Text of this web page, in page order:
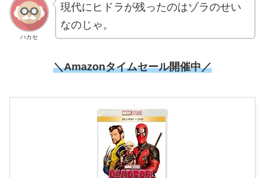
ハカセ
現代にヒドラが残ったのはゾラのせい
なのじゃ。
＼Amazonタイムセール開催中／